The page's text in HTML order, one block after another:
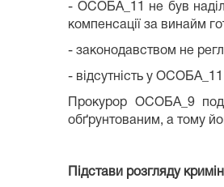
- ОСОБА_11 не був
компенсації за винайм
- законодавством не
- відсутність у
Прокурор ОСОБА_9
обґрунтованим, а тому
Підстави розгляду